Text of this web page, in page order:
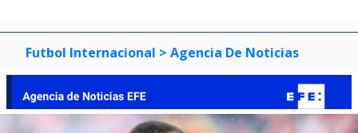
Futbol Internacional > Agencia De Noticias